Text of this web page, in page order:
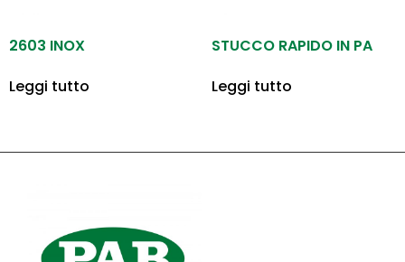
2603 INOX
Leggi tutto
STUCCO RAPIDO IN PA
Leggi tutto